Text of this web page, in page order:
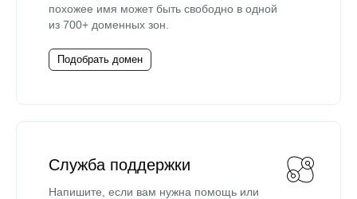
похожее имя может быть свободно в одной
из 700+ доменных зон.
Подобрать домен
Служба поддержки
Напишите, если вам нужна помощь или